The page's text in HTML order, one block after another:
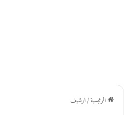
الرئيسية/ارشيف